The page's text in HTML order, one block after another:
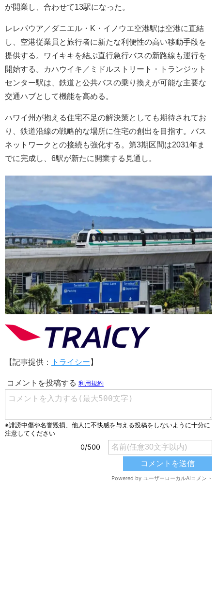
が開業し、合わせて13駅になった。
レレパウア／ダニエル・K・イノウエ空港駅は空港に直結
し、空港従業員と旅行者に新たな利便性の高い移動手段を
提供する。ワイキキを結ぶ直行急行バスの新路線も運行を
開始する。カハウイキ／ミドルストリート・トランジット
センター駅は、鉄道と公共バスの乗り換えが可能な主要な
交通ハブとして機能を高める。
ハワイ州が抱える住宅不足の解決策としても期待されてお
り、鉄道沿線の戦略的な場所に住宅の創出を目指す。バス
ネットワークとの接続も強化する。第3期区間は2031年ま
でに完成し、6駅が新たに開業する見通し。
【記事提供： トライシー 】